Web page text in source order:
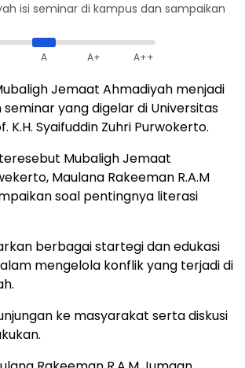
isi seminar di kampus dan sampaikan
A A+ A++
Jemaat Ahmadiyah menjadi
yang digelar di Universitas
K.H. Syaifuddin Zuhri Purwokerto.
Mubaligh Jemaat
Maulana Rakeeman R.A.M
soal pentingnya literasi
berbagai startegi dan edukasi
mengelola konflik yang terjadi di
ke masyarakat serta diskusi